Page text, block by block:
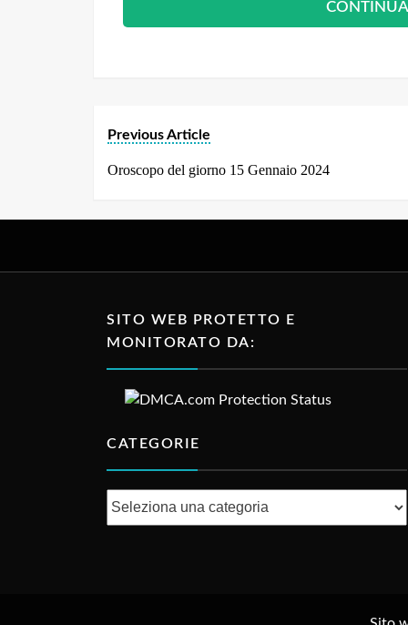
Previous Article
Oroscopo del giorno 15 Gennaio 2024
SITO WEB PROTETTO E
MONITORATO DA:
CATEGORIE
Categorie